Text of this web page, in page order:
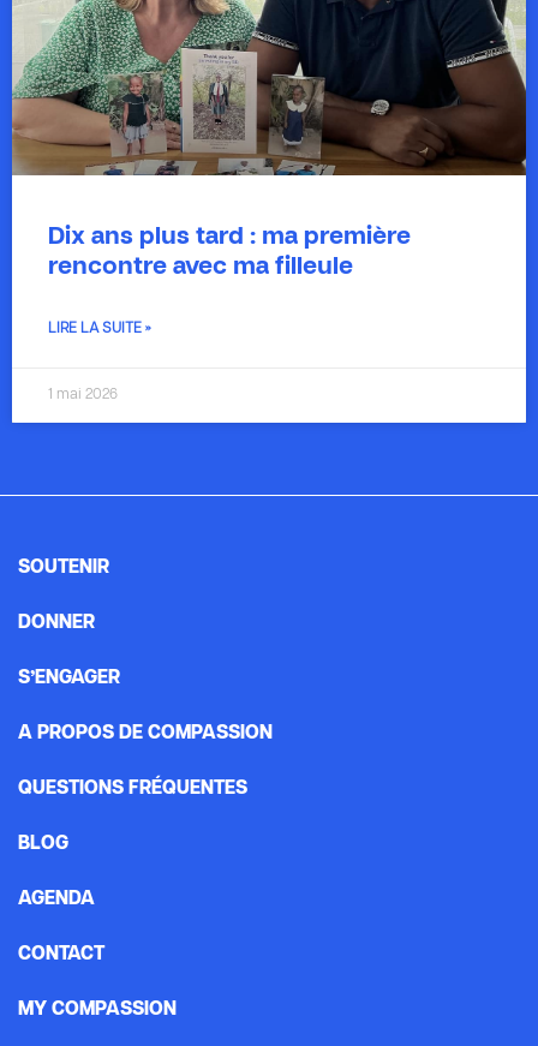
Dix ans plus tard : ma première
rencontre avec ma filleule
LIRE LA SUITE »
1 mai 2026
SOUTENIR
DONNER
S’ENGAGER
A PROPOS DE COMPASSION
QUESTIONS FRÉQUENTES
BLOG
AGENDA
CONTACT
MY COMPASSION